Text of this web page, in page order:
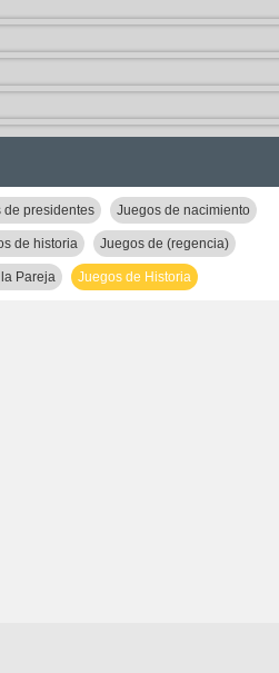
de presidentes Juegos de nacimiento
de historia Juegos de (regencia)
Pareja Juegos de Historia